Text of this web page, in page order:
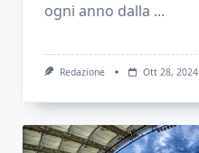
ogni anno dalla ...
Redazione Ott 28, 2024